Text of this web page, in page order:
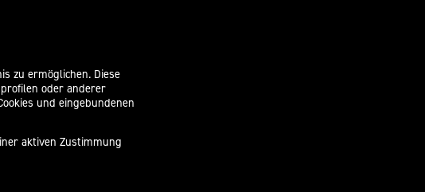
zu ermöglichen. Diese
oder anderer
und eingebundenen
aktiven Zustimmung